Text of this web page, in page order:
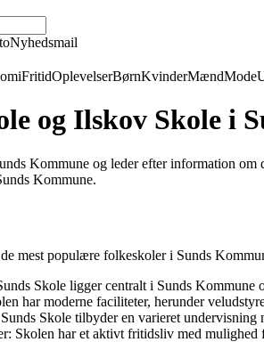
Nyhedsmail
FritidOplevelserBørnKvinderMændMode
og Ilskov Skole i
Kommune og leder efter information
Kommune.
mest populære folkeskoler i Sunds
Skole ligger centralt i Sunds
har moderne faciliteter, herunder
Skole tilbyder en varieret undervisning
Skolen har et aktivt fritidsliv med mulighed